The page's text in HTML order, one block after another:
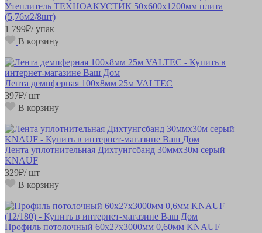
Утеплитель ТЕХНОАКУСТИК 50х600х1200мм плита
(5,76м2/8шт)
1 799₽/ упак
В корзину
Лента демпферная 100х8мм 25м VALTEC
397₽/ шт
В корзину
Лента уплотнительная Дихтунгсбанд 30ммх30м серый
KNAUF
329₽/ шт
В корзину
Профиль потолочный 60х27х3000мм 0,60мм KNAUF